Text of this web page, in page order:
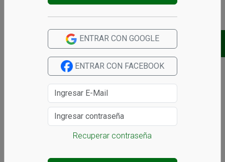
Declaro que la información es veraz y autorizo el uso
de mis datos para el seguimiento del reclamo.
ENTRAR CON GOOGLE
ENTRAR CON FACEBOOK
Recuperar contraseña